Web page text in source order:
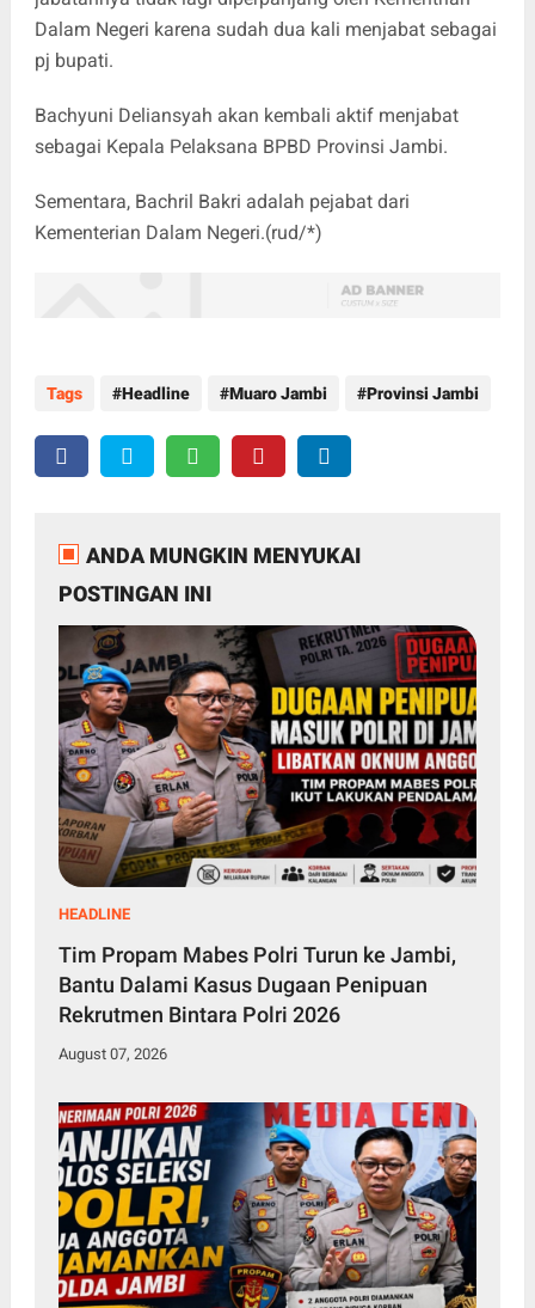
Dalam Negeri karena sudah dua kali menjabat sebagai
pj bupati.
Bachyuni Deliansyah akan kembali aktif menjabat
sebagai Kepala Pelaksana BPBD Provinsi Jambi.
Sementara, Bachril Bakri adalah pejabat dari
Kementerian Dalam Negeri.(rud/*)
Tags Headline Muaro Jambi Provinsi Jambi
ANDA MUNGKIN MENYUKAI
POSTINGAN INI
HEADLINE
Tim Propam Mabes Polri Turun ke Jambi,
Bantu Dalami Kasus Dugaan Penipuan
Rekrutmen Bintara Polri 2026
August 07, 2026